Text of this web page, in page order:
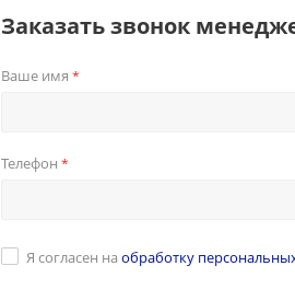
Заказать звонок
Ваше имя *
Телефон *
Я согласен на обработку